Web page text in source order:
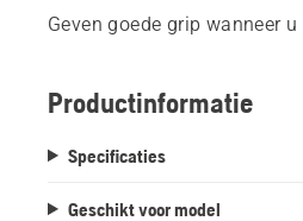
Geven goede grip wanneer
Productinformatie
Specificaties
Geschikt voor model